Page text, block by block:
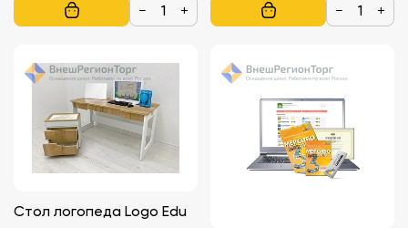
− + − +
Стол логопеда Logo Edu